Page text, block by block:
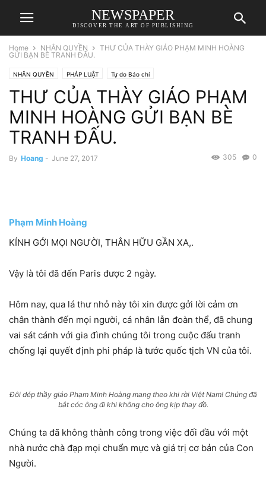
NEWSPAPER
DISCOVER THE ART OF PUBLISHING
Home NHÂN QUYỀN
THƯ CỦA THÀY GIÁO PHẠM MINH HOÀNG
GỬI BẠN BÈ TRANH ĐẤU.
NHÂN QUYỀN PHÁP LUẬT Tự do Báo chí
THƯ CỦA THÀY GIÁO PHẠM
MINH HOÀNG GỬI BẠN BÈ
TRANH ĐẤU.
By Hoang - June 27, 2017 0
305
Phạm Minh Hoàng
KÍNH GỞI MỌI NGƯỜI, THÂN HỮU GẦN XA,.
Vậy là tôi đã đến Paris được 2 ngày.
Hôm nay, qua lá thư nhỏ này tôi xin được gởi lời cảm ơn
chân thành đến mọi người, cá nhân lẫn đoàn thể, đã chung
vai sát cánh với gia đình chúng tôi trong cuộc đấu tranh
chống lại quyết định phi pháp là tước quốc tịch VN của tôi.
Đôi dép thầy giáo Phạm Minh Hoàng mang theo khi rời Việt Nam! Chúng đã
bắt cóc ông đi khi không cho ông kịp thay đồ.
Chúng ta đã không thành công trong việc đối đầu với một
nhà nước chà đạp mọi chuẩn mực và giá trị cơ bản của Con
Người.